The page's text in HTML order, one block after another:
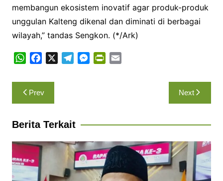
membangun ekosistem inovatif agar produk-produk
unggulan Kalteng dikenal dan diminati di berbagai
wilayah,” tandas Sengkon. (*/Ark)
W
a
t
s
p
p
c
e
b
o
k
a
m
M
e
r
i
e
n
d
Navigasi
pos
Prev Next
Berita Terkait